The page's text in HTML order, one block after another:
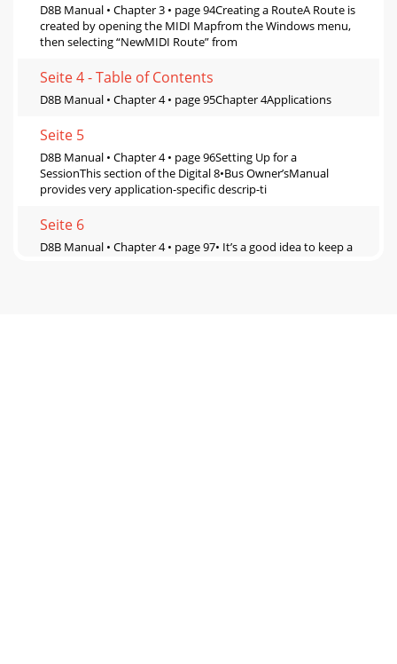
D8B Manual • Chapter 3 • page 94Creating a RouteA Route is
created by opening the MIDI Mapfrom the Windows menu,
then selecting “NewMIDI Route” from
Seite 4 - Table of Contents
D8B Manual • Chapter 4 • page 95Chapter 4Applications
Seite 5
D8B Manual • Chapter 4 • page 96Setting Up for a
SessionThis section of the Digital 8•Bus Owner’sManual
provides very application-specific descrip-ti
Seite 6
D8B Manual • Chapter 4 • page 97• It’s a good idea to keep a